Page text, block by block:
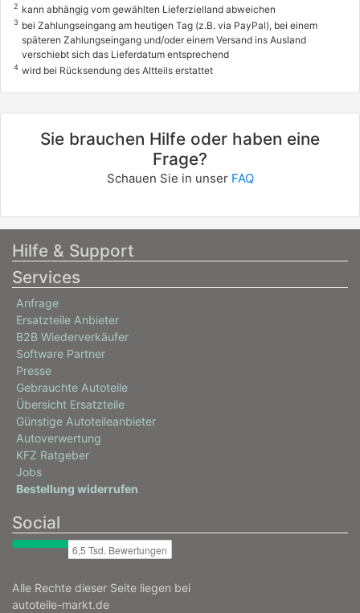
2 kann abhängig vom gewählten Lieferzielland abweichen
3 bei Zahlungseingang am heutigen Tag (z.B. via PayPal), bei einem
späteren Zahlungseingang und/oder einem Versand ins Ausland
verschiebt sich das Lieferdatum entsprechend
4 wird bei Rücksendung des Altteils erstattet
Sie brauchen Hilfe oder haben eine
Frage?
Schauen Sie in unser FAQ
Hilfe & Support
Services
Anfrage
Ersatzteile Anbieter
B2B Wiederverkäufer
Software Partner
Presse
Gebrauchte Autoteile
Übersicht Ersatzteile
Günstige Autoteileanbieter
Autoverwertung
KFZ Ratgeber
Jobs
Bestellung widerrufen
Social
Alle Rechte dieser Seite liegen bei
autoteile-markt.de